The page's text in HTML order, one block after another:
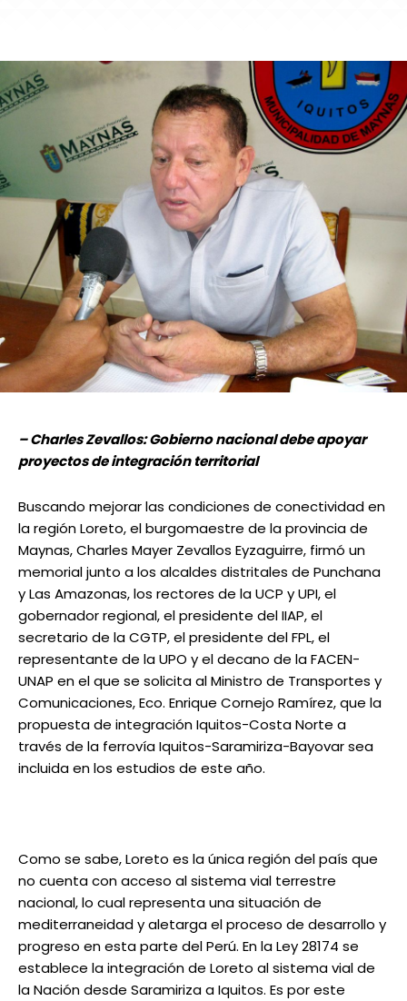
– Charles Zevallos: Gobierno nacional debe apoyar
proyectos de integración territorial
Buscando mejorar las condiciones de conectividad en
la región Loreto, el burgomaestre de la provincia de
Maynas, Charles Mayer Zevallos Eyzaguirre, firmó un
memorial junto a los alcaldes distritales de Punchana
y Las Amazonas, los rectores de la UCP y UPI, el
gobernador regional, el presidente del IIAP, el
secretario de la CGTP, el presidente del FPL, el
representante de la UPO y el decano de la FACEN-
UNAP en el que se solicita al Ministro de Transportes y
Comunicaciones, Eco. Enrique Cornejo Ramírez, que la
propuesta de integración Iquitos-Costa Norte a
través de la ferrovía Iquitos-Saramiriza-Bayovar sea
incluida en los estudios de este año.
Como se sabe, Loreto es la única región del país que
no cuenta con acceso al sistema vial terrestre
nacional, lo cual representa una situación de
mediterraneidad y aletarga el proceso de desarrollo y
progreso en esta parte del Perú. En la Ley 28174 se
establece la integración de Loreto al sistema vial de
la Nación desde Saramiriza a Iquitos. Es por este